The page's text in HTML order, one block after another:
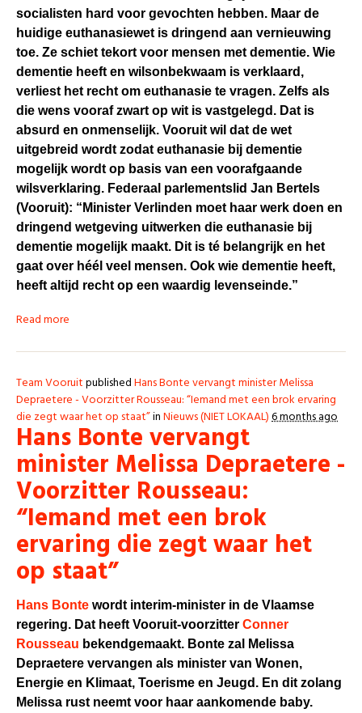
socialisten hard voor gevochten hebben. Maar de
huidige euthanasiewet is dringend aan vernieuwing
toe. Ze schiet tekort voor mensen met dementie. Wie
dementie heeft en wilsonbekwaam is verklaard,
verliest het recht om euthanasie te vragen. Zelfs als
die wens vooraf zwart op wit is vastgelegd. Dat is
absurd en onmenselijk. Vooruit wil dat de wet
uitgebreid wordt zodat euthanasie bij dementie
mogelijk wordt op basis van een voorafgaande
wilsverklaring. Federaal parlementslid Jan Bertels
(Vooruit): “Minister Verlinden moet haar werk doen en
dringend wetgeving uitwerken die euthanasie bij
dementie mogelijk maakt. Dit is té belangrijk en het
gaat over héél veel mensen. Ook wie dementie heeft,
heeft altijd recht op een waardig levenseinde.”
Read more
Team VooruitpublishedHans Bonte vervangt minister Melissa
Depraetere - Voorzitter Rousseau: “Iemand met een brok ervaring
die zegt waar het op staat”inNieuws (NIET LOKAAL)6 months ago
Hans Bonte vervangt
minister Melissa Depraetere -
Voorzitter Rousseau:
“Iemand met een brok
ervaring die zegt waar het
op staat”
Hans Bonte wordt interim-minister in de Vlaamse
regering. Dat heeft Vooruit-voorzitter Conner
Rousseau bekendgemaakt. Bonte zal Melissa
Depraetere vervangen als minister van Wonen,
Energie en Klimaat, Toerisme en Jeugd. En dit zolang
Melissa rust neemt voor haar aankomende baby.